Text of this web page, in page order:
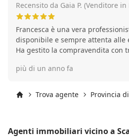
Recensito da Gaia P. (Venditore in
Francesca è una vera
disponibile e sempre attenta alle
Ha gestito la compravendita con
Consigliatissima!
più di un anno fa
Trova agente Provincia
Agenti immobiliari vicino a